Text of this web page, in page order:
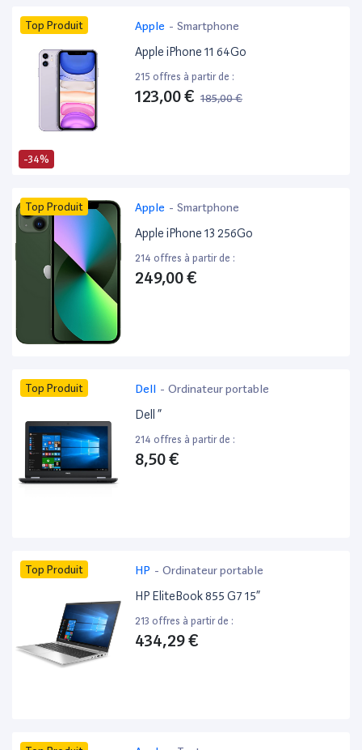
-34%
Top Produit Apple - Smartphone
Apple iPhone 11 64Go
215 offres à partir de :
123,00 € 185,00 €
Top Produit Apple - Smartphone
Apple iPhone 13 256Go
214 offres à partir de :
249,00 €
Top Produit Dell - Ordinateur portable
Dell ”
214 offres à partir de :
8,50 €
Top Produit HP - Ordinateur portable
HP EliteBook 855 G7 15”
213 offres à partir de :
434,29 €